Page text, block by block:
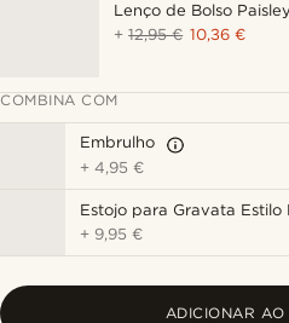
Lenço de Bolso
+12,95 € 10,36 €
COMBINA COM
Embrulho
+4,95 €
Estojo para Gravata Estilo
+ 9,95 €
ADICIONAR